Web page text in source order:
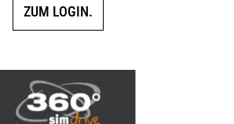
ZUM LOGIN.